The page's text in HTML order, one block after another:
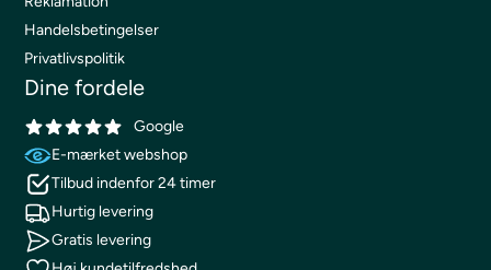
Handelsbetingelser
Privatlivspolitik
Dine fordele
Google
E-mærket webshop
Tilbud indenfor 24 timer
Hurtig levering
Gratis levering